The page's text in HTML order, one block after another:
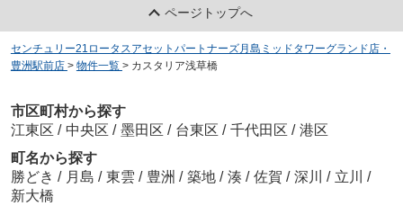
ページトップへ
センチュリー21ロータスアセットパートナーズ月島ミッドタワーグランド店・
豊洲駅前店 > 物件一覧 > カスタリア浅草橋
市区町村から探す
江東区 / 中央区 / 墨田区 / 台東区 / 千代田区 / 港区
町名から探す
勝どき / 月島 / 東雲 / 豊洲 / 築地 / 湊 / 佐賀 / 深川 / 立川 /
新大橋